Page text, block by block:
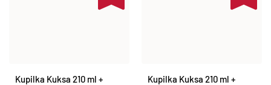
Kupilka Kuksa 210 ml +
Kupilka Kuksa 210 ml +